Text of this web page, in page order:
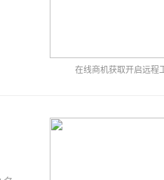
在线商机获取开启远程